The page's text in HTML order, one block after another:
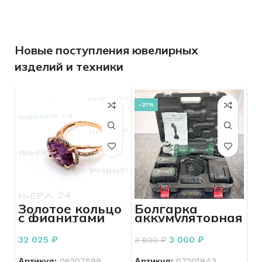
Новые поступления ювелирных
изделий и техники
Золотое кольцо
с фианитами
585 пробы 4.27
грамм
32 025 ₽
-21%
Болгарка
аккумуляторная
Fanky F800
125мм
3 800₽ 3 000 ₽